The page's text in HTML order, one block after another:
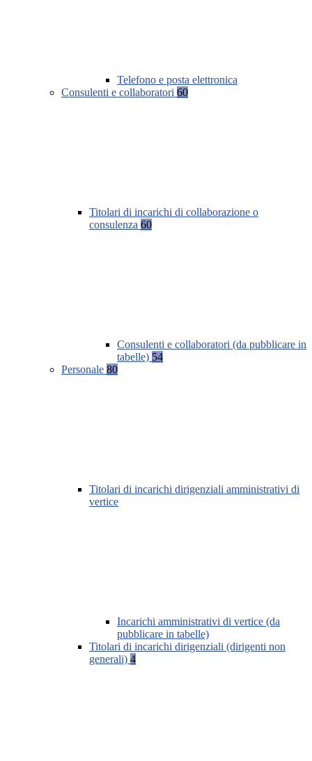
Telefono e posta elettronica
Consulenti e collaboratori 60
Titolari di incarichi di collaborazione o
consulenza 60
Consulenti e collaboratori (da pubblicare in
tabelle) 54
Personale 80
Titolari di incarichi dirigenziali amministrativi di
vertice
Incarichi amministrativi di vertice (da
pubblicare in tabelle)
Titolari di incarichi dirigenziali (dirigenti non
generali) 4